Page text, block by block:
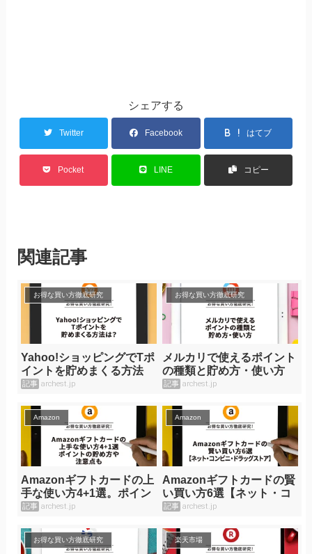
シェアする
Twitter Facebook はてブ
Pocket LINE コピー
関連記事
お得な買い方徹底研究
Yahoo!ショッピングでTポ
イントを貯めまくる方法
は？
記事 archest.jp
お得な買い方徹底研究
メルカリで使えるポイント
の種類と貯め方・使い方
記事 archest.jp
Amazon
Amazonギフトカードの上
手な使い方4+1選。ポイン
トの貯め方や注意点も。
記事 archest.jp
Amazon
Amazonギフトカードの賢
い買い方6選【ネット・コ
ンビニ・ドラッグストア】
記事 archest.jp
お得な買い方徹底研究 楽天市場